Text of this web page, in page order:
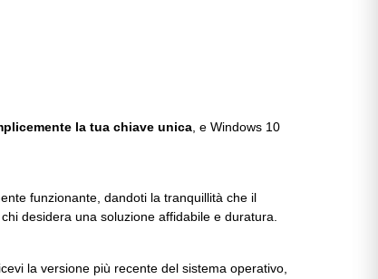
la tua chiave unica , e Windows 10
funzionante, dandoti la tranquillità che il
desidera una soluzione affidabile e duratura.
la versione più recente del sistema operativo,